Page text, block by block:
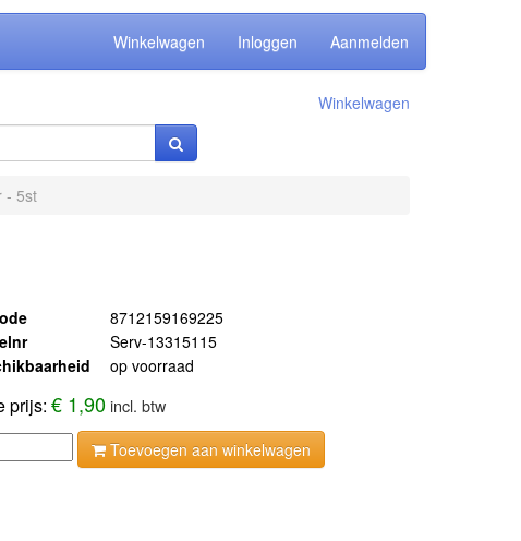
Winkelwagen Inloggen Aanmelden
Winkelwagen
- 5st
8712159169225
Serv-13315115
op voorraad
prijs:€ 1,90 incl. btw
Toevoegen aan winkelwagen